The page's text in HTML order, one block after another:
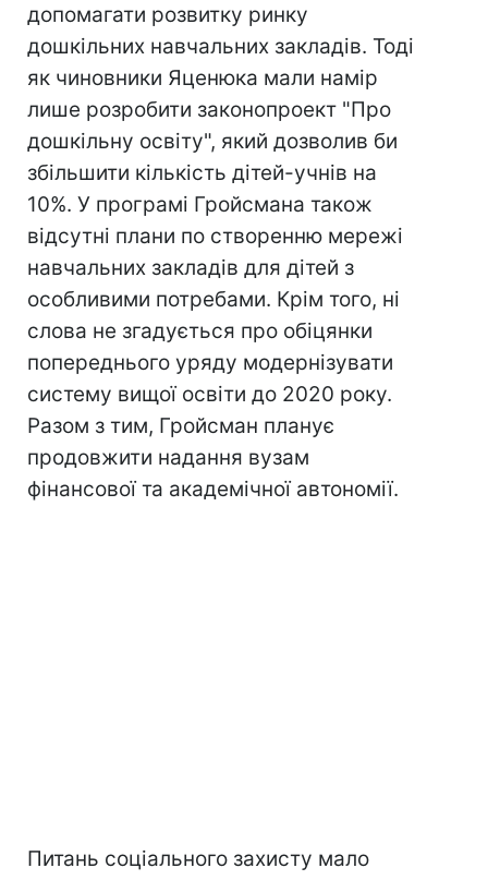
допомагати розвитку ринку
дошкільних навчальних закладів. Тоді
як чиновники Яценюка мали намір
лише розробити законопроект "Про
дошкільну освіту", який дозволив би
збільшити кількість дітей-учнів на
10%. У програмі Гройсмана також
відсутні плани по створенню мережі
навчальних закладів для дітей з
особливими потребами. Крім того, ні
слова не згадується про обіцянки
попереднього уряду модернізувати
систему вищої освіти до 2020 року.
Разом з тим, Гройсман планує
продовжити надання вузам
фінансової та академічної автономії.
Питань соціального захисту мало